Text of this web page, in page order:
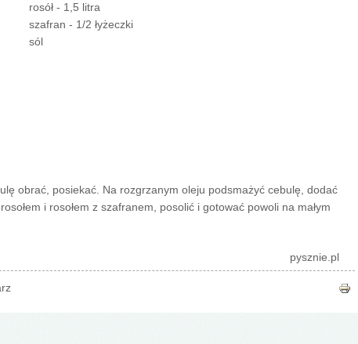
rosół - 1,5 litra
szafran - 1/2 łyżeczki
sól
obrać, posiekać. Na rozgrzanym oleju podsmażyć cebulę, dodać
i rosołem z szafranem, posolić i gotować powoli na małym
pysznie.pl